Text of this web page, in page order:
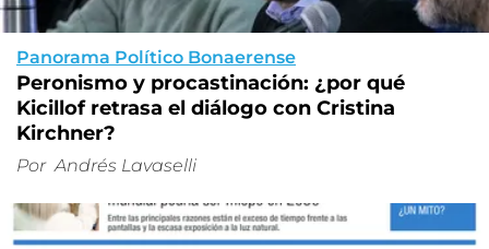
Panorama Político Bonaerense
Peronismo y procastinación: ¿por qué
Kicillof retrasa el diálogo con Cristina
Kirchner?
Por Andrés Lavaselli